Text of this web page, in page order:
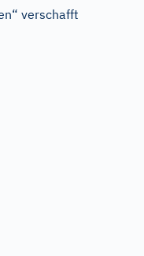
verschafft